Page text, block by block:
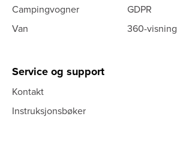
Campingvogner
Van
GDPR
360-visning
Service og support
Kontakt
Instruksjonsbøker